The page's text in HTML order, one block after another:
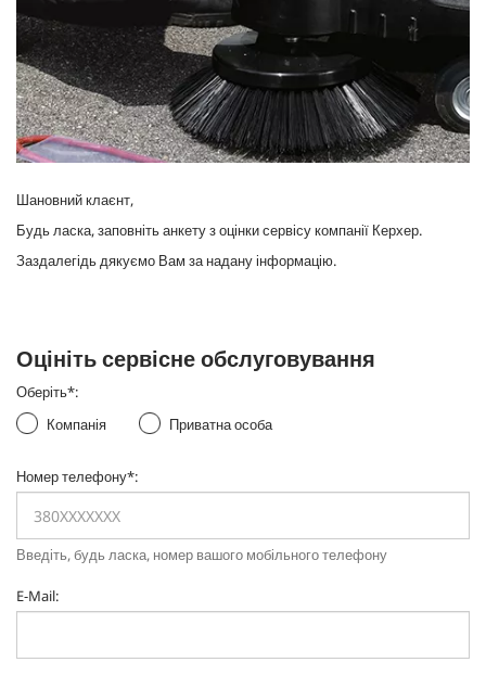
Шановний клаєнт,
Будь ласка, заповніть анкету з оцінки сервісу компанії Керхер.
Заздалегідь дякуємо Вам за надану інформацію.
Оцініть сервісне обслуговування
Оберіть*:
Компанія
Приватна особа
Номер телефону*:
Введіть, будь ласка, номер вашого мобільного телефону
E-Mail: